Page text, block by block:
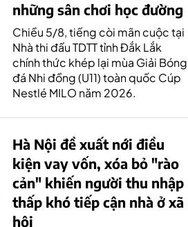
những sân chơi học đường
Chiều 5/8, tiếng còi mãn cuộc tại
Nhà thi đấu TDTT tỉnh Đắk Lắk
chính thức khép lại mùa Giải Bóng
đá Nhi đồng (U11) toàn quốc Cúp
Nestlé MILO năm 2026.
Hà Nội đề xuất nới điều
kiện vay vốn, xóa bỏ "rào
cản" khiến người thu nhập
thấp khó tiếp cận nhà ở xã
hội